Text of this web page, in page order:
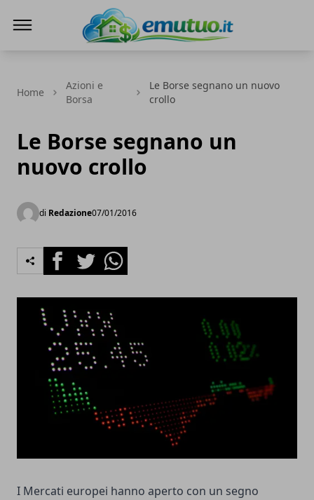
Home
Azioni e
Borsa
Le Borse segnano un nuovo
crollo
Le Borse segnano un
nuovo crollo
di Redazione07/01/2016
FacebookTwitterWhatsapp
I Mercati europei hanno aperto con un segno